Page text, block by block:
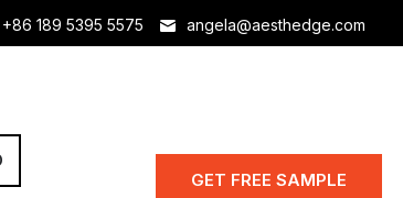
+86 189 5395 5575 angela@aesthedge.com
GET FREE SAMPLE